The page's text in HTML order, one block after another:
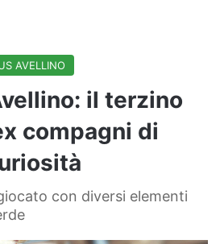
AVELLINO
il terzino
compagni di
con diversi elementi